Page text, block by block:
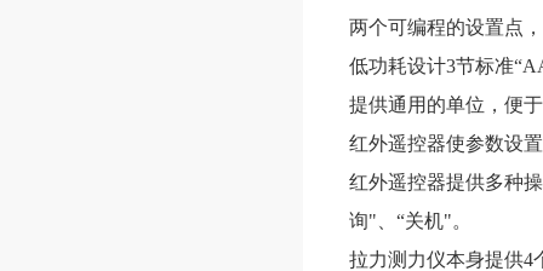
两个可编程的设置点
低功耗设计3节标准
提供通用的单位，便
红外遥控器使参数设
红外遥控器提供多种
询"、“关机"。
拉力测力仪本身提供4